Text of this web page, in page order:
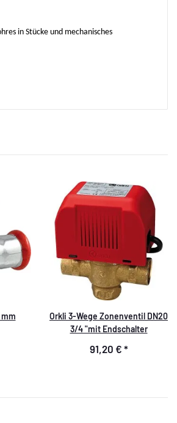
in Stücke und mechanisches
Orkli 3-Wege Zonenventil DN20
3/4 "mit Endschalter
91,20 € *